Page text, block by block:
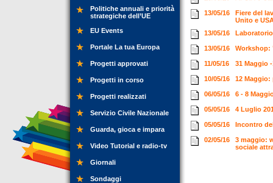
Politiche annuali e priorità
strategiche dell’UE
EU Events
Portale La tua Europa
Progetti approvati
Progetti in corso
Progetti realizzati
Servizio Civile Nazionale
Guarda, gioca e impara
Video Tutorial e radio-tv
Giornali
Sondaggi
13/05/16
Fiere del
Unito e
13/05/16
13/05/16 Workshop:
11/05/16 31 Maggio
10/05/16 12
06/05/16 6 - 8
05/05/16 4 Luglio
05/05/16 Incontro
02/05/16
3 maggio:
sociale